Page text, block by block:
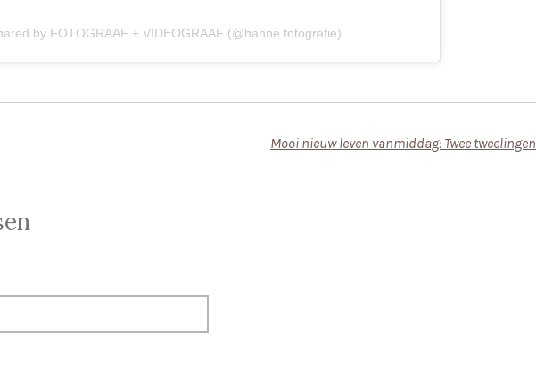
by FOTOGRAAF + VIDEOGRAAF (@hanne.fotografie)
Mooi nieuw leven vanmiddag: Twee tweelingen